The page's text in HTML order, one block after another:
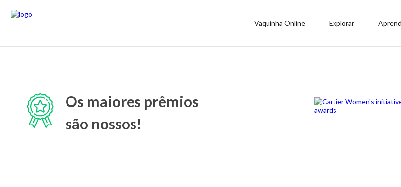
Vaquinha Online Explorar
Os maiores prêmios
são nossos!